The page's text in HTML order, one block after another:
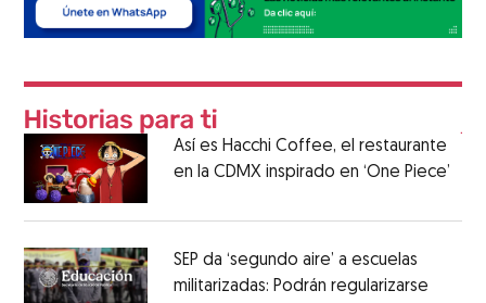
Así es Hacchi Coffee, el restaurante
en la CDMX inspirado en ‘One Piece’
SEP da ‘segundo aire’ a escuelas
militarizadas: Podrán regularizarse